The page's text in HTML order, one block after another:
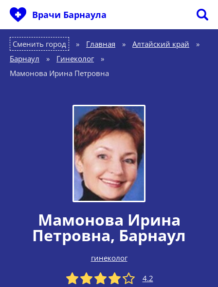
Врачи Барнаула
Сменить город Главная » Алтайский край
»
Барнаул
» Гинеколог
»
Мамонова Ирина Петровна
Мамонова Ирина
Петровна, Барнаул
гинеколог
4.2